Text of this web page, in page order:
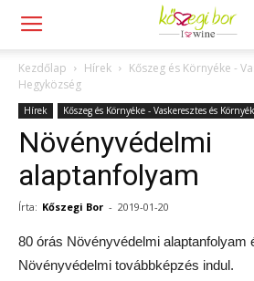
Kezdőlap Hírek
Kőszeg és Környéke -
Hegyközség
Hírek Kőszeg és Környéke - Vaskeresztes és
Növényvédelmi
alaptanfolyam
Írta: Kőszegi Bor - 2019-01-20
80 órás Növényvédelmi alaptanfolyam
Növényvédelmi továbbképzés indul.